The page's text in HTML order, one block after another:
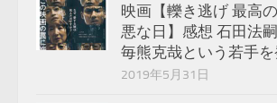
映画【轢き逃げ 最高
悪な日】感想 石田法
毎熊克哉という若手
2019年5月31日